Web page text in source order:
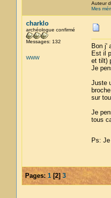
Auteur
Mes
charklo
archéologue confirmé
Messages: 132
WWW
Bon j'
Est il
et tilt)
Je
Juste
sur
Je
tous
Ps:
Pages: 1[2] 3